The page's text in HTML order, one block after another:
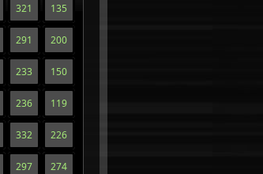
321 135
291 200
233 150
236 119
332 226
297 274